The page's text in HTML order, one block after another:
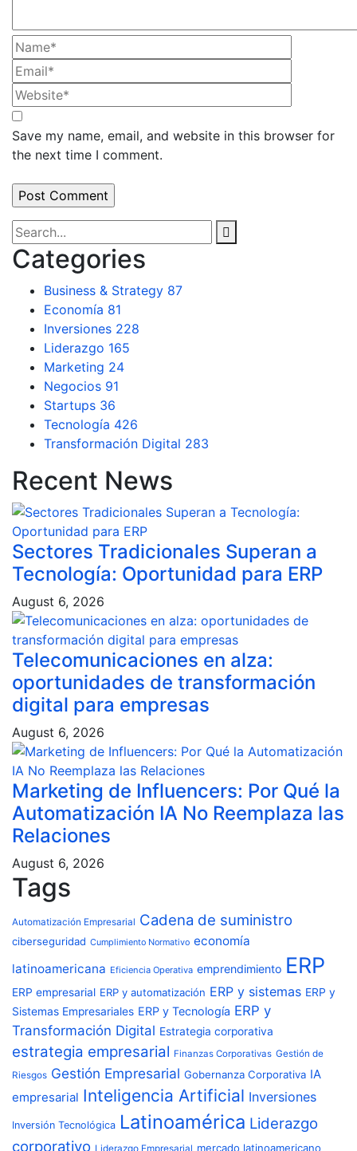
Save my name, email, and website in this browser for
the next time I comment.
Categories
Business & Strategy 87
Economía 81
Inversiones 228
Liderazgo 165
Marketing 24
Negocios 91
Startups 36
Tecnología 426
Transformación Digital 283
Recent News
Sectores Tradicionales Superan a
Tecnología: Oportunidad para ERP
August 6, 2026
Telecomunicaciones en alza:
oportunidades de transformación
digital para empresas
August 6, 2026
Marketing de Influencers: Por Qué la
Automatización IA No Reemplaza las
Relaciones
August 6, 2026
Tags
Automatización Empresarial Cadena de suministro
ciberseguridad Cumplimiento Normativo economía
latinoamericana Eficiencia Operativa emprendimiento ERP
ERP empresarial ERP y automatización ERP y sistemas ERP y
Sistemas Empresariales ERP y Tecnología ERP y
Transformación Digital Estrategia corporativa
estrategia empresarial Finanzas Corporativas Gestión de
Riesgos Gestión Empresarial Gobernanza Corporativa IA
empresarial Inteligencia Artificial Inversiones
Inversión Tecnológica Latinoamérica Liderazgo
corporativo Liderazgo Empresarial mercado latinoamericano